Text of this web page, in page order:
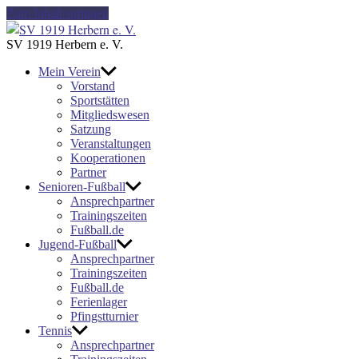
Zum Inhalt springen
SV 1919 Herbern e. V.
Mein Verein
Vorstand
Sportstätten
Mitgliedswesen
Satzung
Veranstaltungen
Kooperationen
Partner
Senioren-Fußball
Ansprechpartner
Trainingszeiten
Fußball.de
Jugend-Fußball
Ansprechpartner
Trainingszeiten
Fußball.de
Ferienlager
Pfingstturnier
Tennis
Ansprechpartner